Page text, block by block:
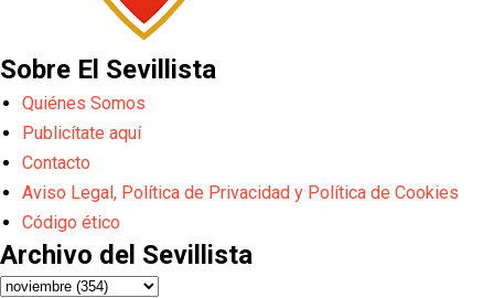
Sobre El Sevillista
Quiénes Somos
Publicítate aquí
Contacto
Aviso Legal, Política de Privacidad y Política de Cookies
Código ético
Archivo del Sevillista